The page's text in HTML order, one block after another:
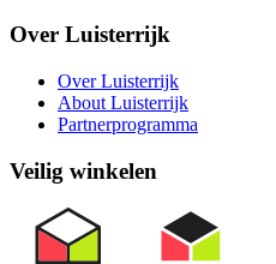
Over Luisterrijk
Over Luisterrijk
About Luisterrijk
Partnerprogramma
Veilig winkelen